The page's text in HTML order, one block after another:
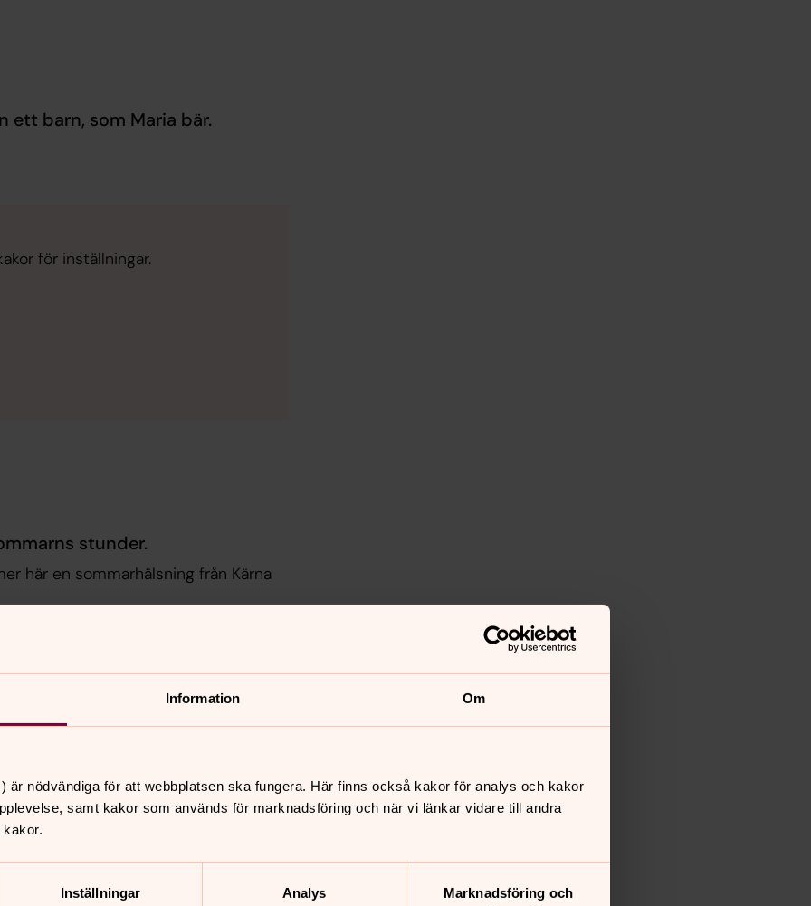
Information Om
är nödvändiga för att webbplatsen ska fungera. Här finns också kakor för analys och kakor
samt kakor som används för marknadsföring och när vi länkar vidare till andra
Inställningar Analys
Marknadsföring och
ett barn, som Maria bär.
för inställningar.
stunder.
här en sommarhälsning från Kärna
för inställningar.